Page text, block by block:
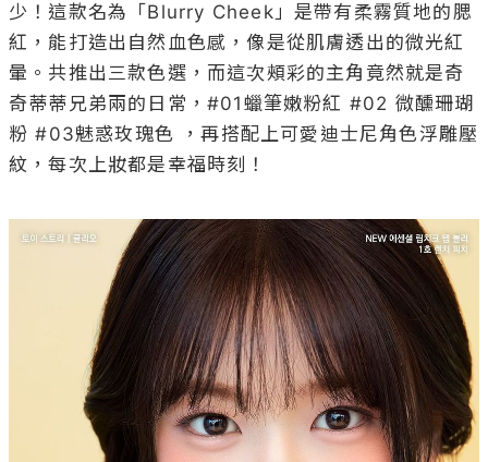
少！這款名為「Blurry Cheek」是帶有柔霧質地的腮
紅，能打造出自然血色感，像是從肌膚透出的微光紅
暈。共推出三款色選，而這次頰彩的主角竟然就是奇
奇蒂蒂兄弟兩的日常，#01蠟筆嫩粉紅 #02 微醺珊瑚
粉 #03魅惑玫瑰色 ，再搭配上可愛迪士尼角色浮雕壓
紋，每次上妝都是幸福時刻！